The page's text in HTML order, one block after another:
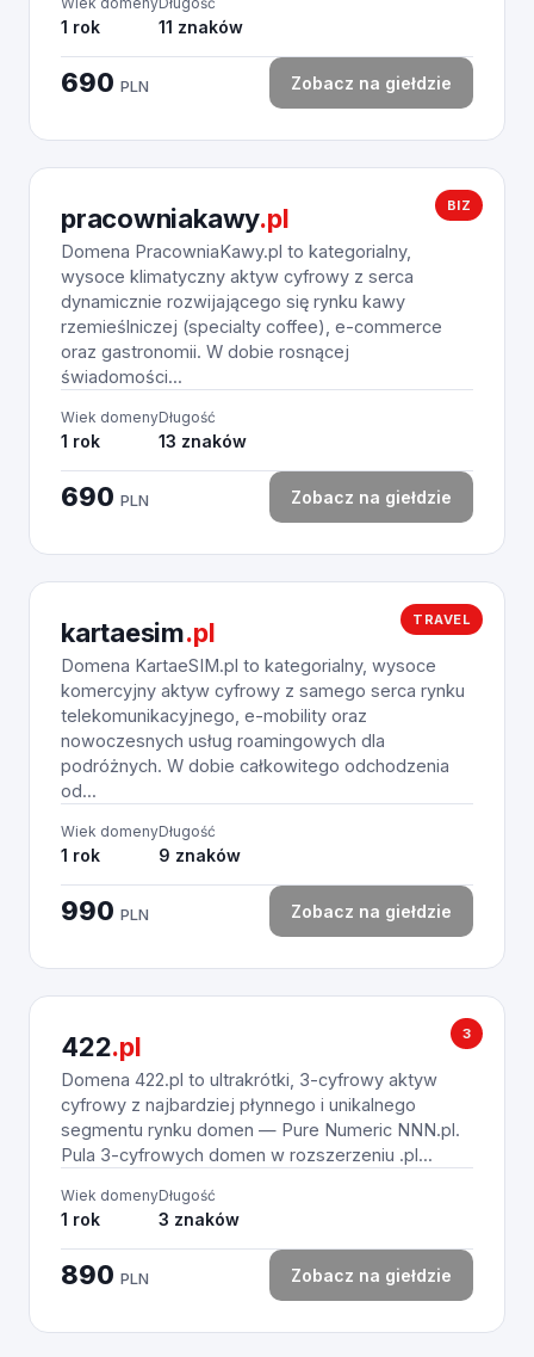
1 rok 11 znaków
690 PLN Zobacz na giełdzie
BIZ
pracowniakawy.pl
Domena PracowniaKawy.pl to kategorialny,
wysoce klimatyczny aktyw cyfrowy z serca
dynamicznie rozwijającego się rynku kawy
rzemieślniczej (specialty coffee), e-commerce
oraz gastronomii. W dobie rosnącej
świadomości...
Wiek domeny
1 rok
Długość
13 znaków
690 PLN Zobacz na giełdzie
TRAVEL
kartaesim.pl
Domena KartaeSIM.pl to kategorialny, wysoce
komercyjny aktyw cyfrowy z samego serca rynku
telekomunikacyjnego, e-mobility oraz
nowoczesnych usług roamingowych dla
podróżnych. W dobie całkowitego odchodzenia
od...
Wiek domeny
1 rok
Długość
9 znaków
990 PLN Zobacz na giełdzie
3
422.pl
Domena 422.pl to ultrakrótki, 3-cyfrowy aktyw
cyfrowy z najbardziej płynnego i unikalnego
segmentu rynku domen — Pure Numeric NNN.pl.
Pula 3-cyfrowych domen w rozszerzeniu .pl...
Wiek domeny
1 rok
Długość
3 znaków
890 PLN Zobacz na giełdzie